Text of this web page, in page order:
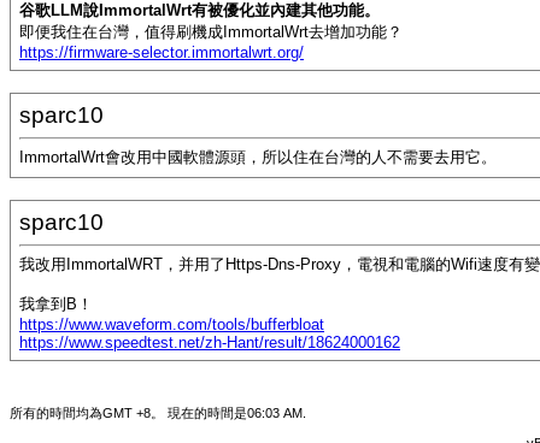
谷歌LLM說ImmortalWrt有被優化並內建其他功能。
即便我住在台灣，值得刷機成ImmortalWrt去增加功能？
https://firmware-selector.immortalwrt.org/
sparc10
ImmortalWrt會改用中國軟體源頭，所以住在台灣的人不需要去用它。
sparc10
我改用ImmortalWRT，并用了Https-Dns-Proxy，電視和電腦的Wifi速度有
我拿到B！
https://www.waveform.com/tools/bufferbloat
https://www.speedtest.net/zh-Hant/result/18624000162
所有的時間均為GMT +8。 現在的時間是06:03 AM